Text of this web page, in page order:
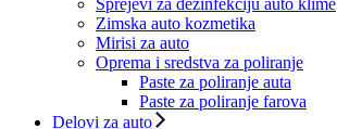
Zimska auto kozmetika
Mirisi za auto
Oprema i sredstva za poliranje
Paste za poliranje auta
Paste za poliranje farova
Delovi za auto